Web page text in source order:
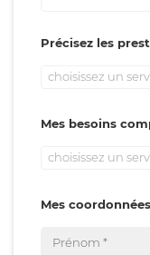
Précisez les
choisissez un
Mes besoins
choisissez un
Mes coordonnées